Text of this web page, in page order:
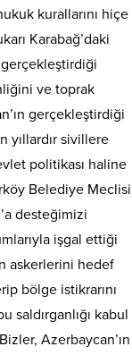
kurallarını hiçe
Karabağ’daki
ve toprak
gerçekleştirdiği
yıllardır sivillere
politikası haline
Belediye Meclisi
desteğimizi
işgal ettiği
askerlerini hedef
bölge istikrarını
saldırganlığı kabul
Azerbaycan’ın